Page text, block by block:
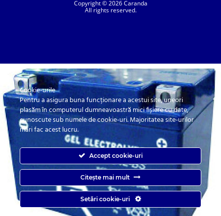
Copyright © 2026 Caranda
All rights reserved.
SC. CARANDA BATERII SRL. | SR EN ISO 9001:2015, SR EN ISO 14001:2015, SR
ISO 45001:2018 |
ANPC | Prelucrarea datelor cu caracter personal | Politica de confidentialitate
Caranda.ro este un magazin online cu baterii pentru automobile, camioane,
autobuze, vagoane, motociclete, tractiune, stationare si aplicatii industriale.
Web Design byEnd Soft Design
Cookie-urile
Pentru a asigura buna funcționare a acestui site, uneori
plasăm în computerul dumneavoastră mici fișiere cu date,
cunoscute sub numele de cookie-uri. Majoritatea site-urilor
mari fac acest lucru.
Accept cookie-uri
Citește mai mult
Setări cookie-uri